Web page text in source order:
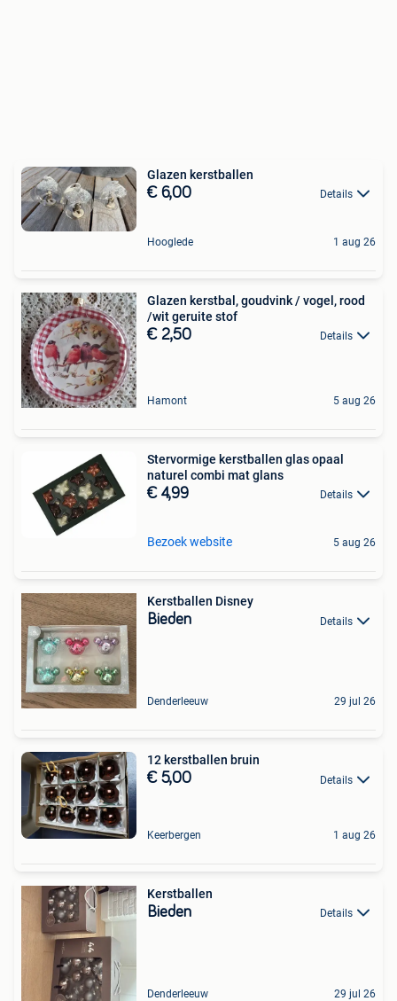
Glazen kerstballen
€ 6,00 Details
Hooglede 1 aug 26
Glazen kerstbal, goudvink / vogel, rood
/wit geruite stof
€ 2,50 Details
Hamont 5 aug 26
Stervormige kerstballen glas opaal
naturel combi mat glans
€ 4,99 Details
Bezoek website 5 aug 26
Kerstballen Disney
Bieden Details
Denderleeuw 29 jul 26
12 kerstballen bruin
€ 5,00 Details
Keerbergen 1 aug 26
Kerstballen
Bieden Details
Denderleeuw 29 jul 26